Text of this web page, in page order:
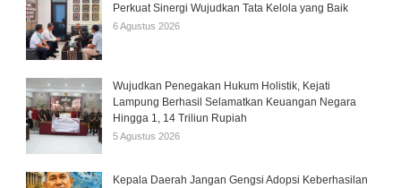
Perkuat Sinergi Wujudkan Tata Kelola yang Baik
6 Agustus 2026
Wujudkan Penegakan Hukum Holistik, Kejati
Lampung Berhasil Selamatkan Keuangan Negara
Hingga 1, 14 Triliun Rupiah
5 Agustus 2026
Kepala Daerah Jangan Gengsi Adopsi Keberhasilan